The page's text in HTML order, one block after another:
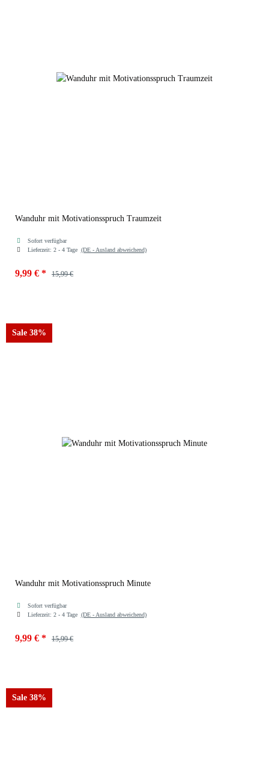
Wanduhr mit Motivationsspruch Traumzeit
Sofort verfügbar
Lieferzeit: 2 - 4 Tage (DE - Ausland abweichend)
9,99 € * 15,99 €
Sale 38%
Wanduhr mit Motivationsspruch Minute
Sofort verfügbar
Lieferzeit: 2 - 4 Tage (DE - Ausland abweichend)
9,99 € * 15,99 €
Sale 38%